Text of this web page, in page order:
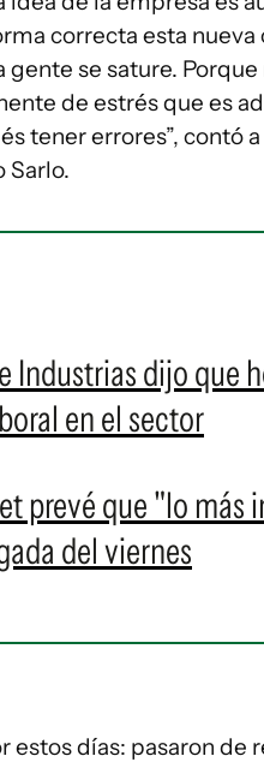
correcta esta
se sature.
de estrés que es
tener errores”, contó a
Sarlo.
Industrias dijo que
en el sector
prevé que "lo más
del viernes
estos días: pasaron de